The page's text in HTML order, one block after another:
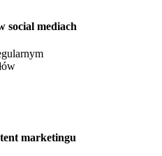
social mediach
marketingu